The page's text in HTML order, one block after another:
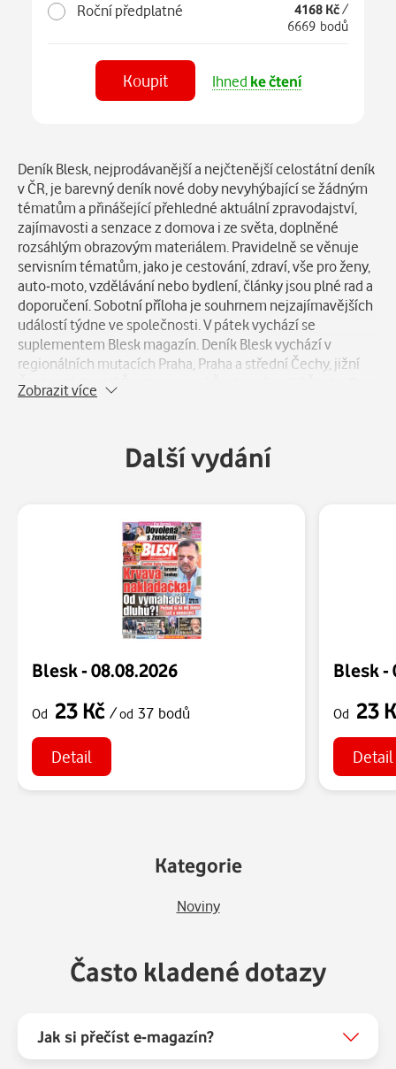
Roční předplatné 4168 Kč/
6669 bodů
Koupit Ihned ke čtení
Popis
Deník Blesk, nejprodávanější a nejčtenější celostátní deník
v ČR, je barevný deník nové doby nevyhýbající se žádným
tématům a přinášející přehledné aktuální zpravodajství,
zajímavosti a senzace z domova i ze světa, doplněné
rozsáhlým obrazovým materiálem. Pravidelně se věnuje
servisním tématům, jako je cestování, zdraví, vše pro ženy,
auto-moto, vzdělávání nebo bydlení, články jsou plné rad a
doporučení. Sobotní příloha je souhrnem nejzajímavějších
událostí týdne ve společnosti. V pátek vychází se
suplementem Blesk magazín. Deník Blesk vychází v
regionálních mutacích Praha, Praha a střední Čechy, jižní
Čechy, východní Čechy, severní Čechy, západní Čechy, Brno
a okolí, jižní Morava a severní Morava. V neděli vychází jeho
Zobrazit více
Další vydání
Blesk - 08.08.2026
Od 23 Kč /od 37 bodů
Detail
Blesk -
Od 23
Detail
Kategorie
Noviny
Často kladené dotazy
Jak si přečíst e-magazín?